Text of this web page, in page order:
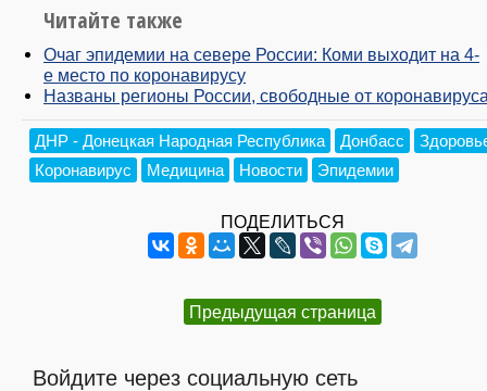
Читайте также
Очаг эпидемии на севере России: Коми выходит на 4-
е место по коронавирусу
Названы регионы России, свободные от
ДНР - Донецкая Народная Республика Донбасс
Коронавирус
Медицина Новости Эпидемии
ПОДЕЛИТЬСЯ
Предыдущая страница
Войдите через социальную сеть